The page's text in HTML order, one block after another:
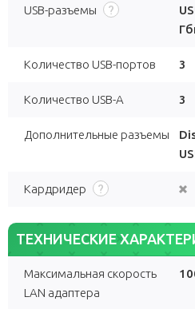
USB-разъемы
Количество USB-портов 3
Количество USB-A 3
Дополнительные разъемы
Кардридер
ТЕХНИЧЕСКИЕ
Максимальная скорость
LAN адаптера